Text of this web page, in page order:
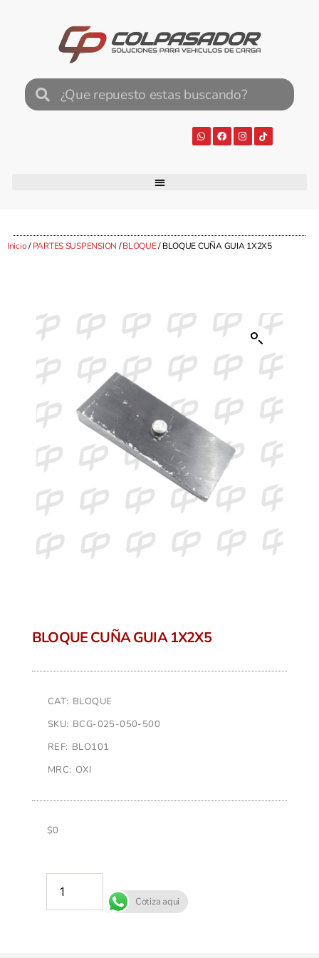
Inicio/PARTES SUSPENSION /BLOQUE/ BLOQUE CUÑA GUIA 1X2X5
BLOQUE CUÑA GUIA 1X2X5
CAT: BLOQUE
SKU: BCG-025-050-500
REF: BLO101
MRC: OXI
$0
Cotiza aqui